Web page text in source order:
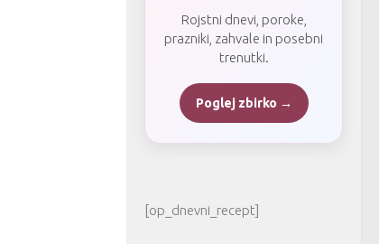
Rojstni dnevi, poroke,
prazniki, zahvale in posebni
trenutki.
Poglej zbirko →
[op_dnevni_recept]